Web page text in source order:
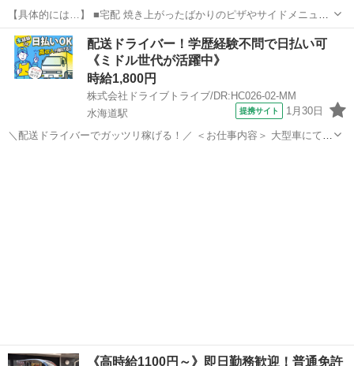
【具体的には…】 ■宅配 焼き上がったばかりのピザやサイドメニュー
を、 美味しくお客様に召し上がっていただくために安全運転で商品を
お届けします。 ①地図で住所とルートをチェック ②オーダーシートに
記載のある商品を保温バッグに...
茨城 ひたちなか市 勝田駅 デリバリー
配送ドライバー！学歴経験不問で日払い可
《ミドル世代が活躍中》
時給1,800円
株式会社ドライブトライブ/DR:HC026-02-MM
水海道駅
提携サイト 1月30日
＼配送ドライバーでガッツリ稼げる！／ ＜お仕事内容＞ 大型車にて乳
《高時給1100円～》即日勤務歓迎！普通免許